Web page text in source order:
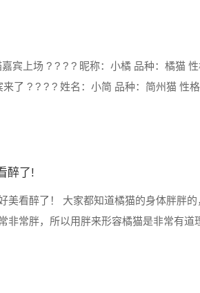
宾上场 ? ? ? ? 昵称：小橘 品种：橘猫
了 ? ? ? ? 姓名：小简 品种：简州猫 性
醉了!
看醉了！ 大家都知道橘猫的身体胖胖
常胖，所以用胖来形容橘猫是非常有